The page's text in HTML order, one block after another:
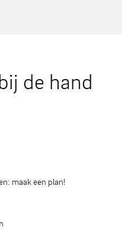
de hand
maak een plan!